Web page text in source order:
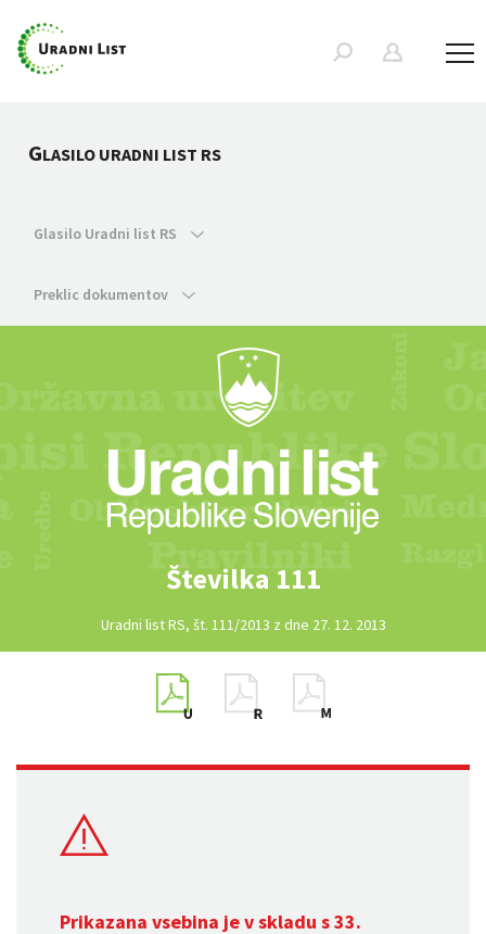
GLASILO URADNI LIST RS
Glasilo Uradni list RS
Preklic dokumentov
Številka 111
Uradni list RS, št. 111/2013 z dne 27. 12. 2013
Prikazana vsebina je v skladu s 33.